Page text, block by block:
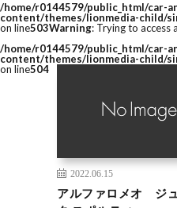
/home/r0144579/public_html/car-
content/themes/lionmedia-child/
on line503Warning: Trying to access
/home/r0144579/public_html/car-
content/themes/lionmedia-child/
on line504
2022.06.15
アルファロメオ ジ